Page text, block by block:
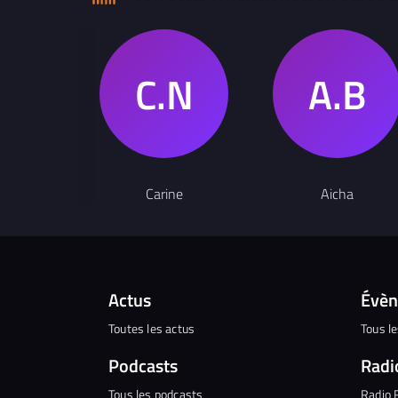
SIGNIFICATIVE L’IDENTITÉ MUSICALE D’UN
Carine Aicha
Actus
Toutes les actus
Podcasts
Tous les podcasts
Tous
Radio